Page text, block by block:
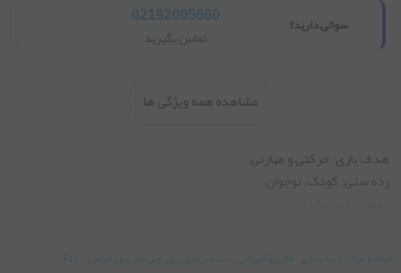
سوالی دارید؟ 02192005660
تماس بگیرید
مشاهده همه ویژگی ها
کودک و نوزاد اسباب بازی فکری و آموزشی ست شن بازی زرین تویز مدل سوپر فرغون E11